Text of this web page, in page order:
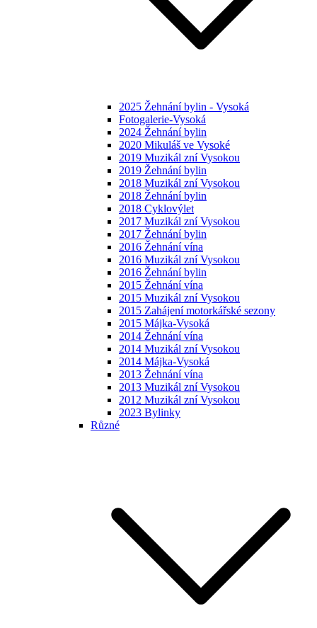
2025 Žehnání bylin - Vysoká
Fotogalerie-Vysoká
2024 Žehnání bylin
2020 Mikuláš ve Vysoké
2019 Muzikál zní Vysokou
2019 Žehnání bylin
2018 Muzikál zní Vysokou
2018 Žehnání bylin
2018 Cyklovýlet
2017 Muzikál zní Vysokou
2017 Žehnání bylin
2016 Žehnání vína
2016 Muzikál zní Vysokou
2016 Žehnání bylin
2015 Žehnání vína
2015 Muzikál zní Vysokou
2015 Zahájení motorkářské sezony
2015 Májka-Vysoká
2014 Žehnání vína
2014 Muzikál zní Vysokou
2014 Májka-Vysoká
2013 Žehnání vína
2013 Muzikál zní Vysokou
2012 Muzikál zní Vysokou
2023 Bylinky
Různé